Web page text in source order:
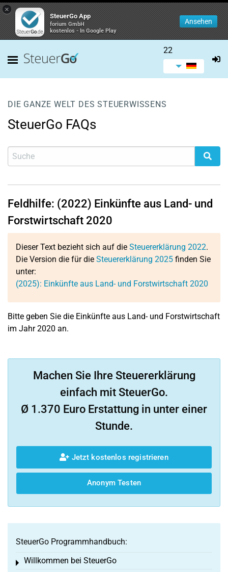
×
SteuerGo App
forium GmbH
kostenlos - In Google Play
Ansehen
22
DIE GANZE WELT DES STEUERWISSENS
SteuerGo FAQs
Feldhilfe: (2022) Einkünfte aus Land- und
Forstwirtschaft 2020
Dieser Text bezieht sich auf die Steuererklärung 2022.
Die Version die für die Steuererklärung 2025 finden Sie
unter:
(2025): Einkünfte aus Land- und Forstwirtschaft 2020
Bitte geben Sie die Einkünfte aus Land- und Forstwirtschaft
im Jahr 2020 an.
Machen Sie Ihre Steuererklärung
einfach mit SteuerGo.
Ø 1.370 Euro Erstattung in unter einer
Stunde.
Jetzt kostenlos registrieren
Anonym Testen
SteuerGo Programmhandbuch:
Willkommen bei SteuerGo
Toggle menu